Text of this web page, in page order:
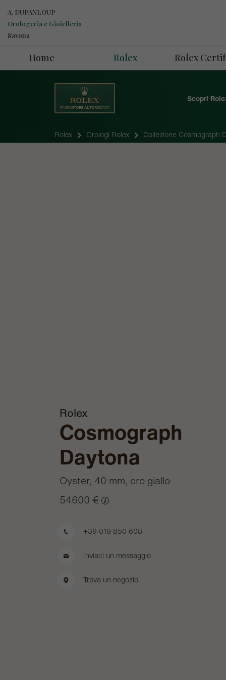
A. DUPANLOUP
Orologeria e Gioielleria
Savona
Home Rolex Rolex
Scopri
Rolex Orologi Rolex Collezione Cosmograph
Rolex
Cosmograph
Daytona
Oyster, 40 mm, oro giallo
54600 €
+39 019 850 608
Inviaci un messaggio
Trova un negozio